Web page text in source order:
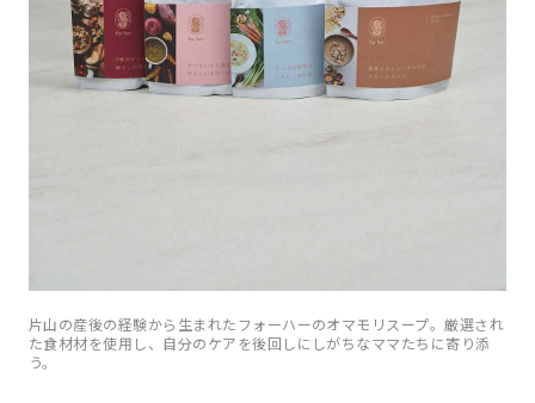
片山の産後の経験から生まれたフォーハーのオマモリスープ。厳選され
た食材材を使用し、自分のケアを後回しにしがちなママたちに寄り添
う。